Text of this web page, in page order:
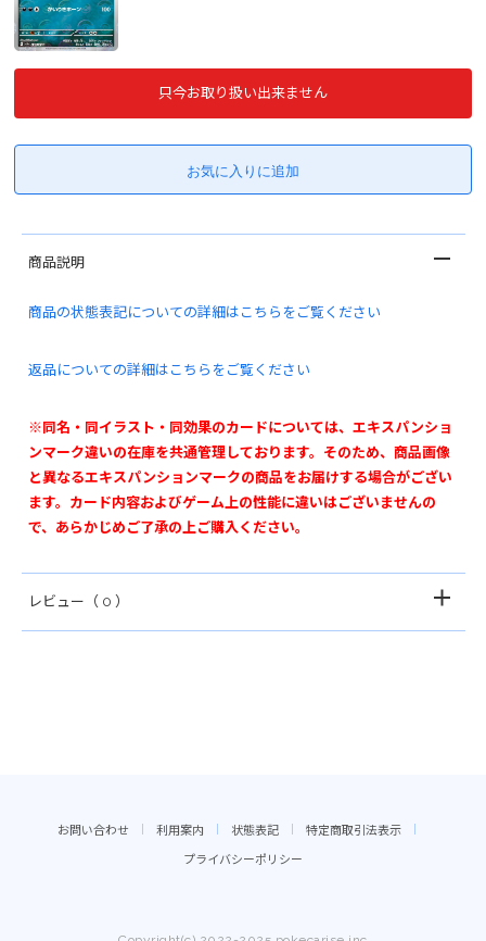
只今お取り扱い出来ません
商品説明
商品の状態表記についての詳細はこちらをご覧ください
返品についての詳細はこちらをご覧ください
※同名・同イラスト・同効果のカードについては、エキスパンショ
ンマーク違いの在庫を共通管理しております。そのため、商品画像
と異なるエキスパンションマークの商品をお届けする場合がござい
ます。カード内容およびゲーム上の性能に違いはございませんの
で、あらかじめご了承の上ご購入ください。
レビュー （ 0 ）
お問い合わせ 利用案内 状態表記 特定商取引法表示
プライバシーポリシー